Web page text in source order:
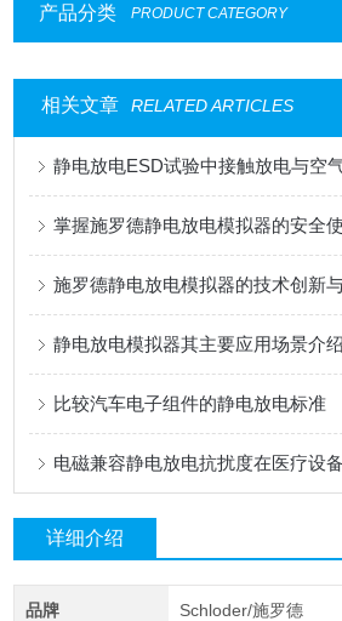
产品分类 PRODUCT CATEGORY
相关文章 RELATED ARTICLES
静电放电ESD试验中接触放电与空
掌握施罗德静电放电模拟器的安全
施罗德静电放电模拟器的技术创新
静电放电模拟器其主要应用场景介绍
比较汽车电子组件的静电放电标准
电磁兼容静电放电抗扰度在医疗设
详细介绍
品牌 Schloder/施罗德